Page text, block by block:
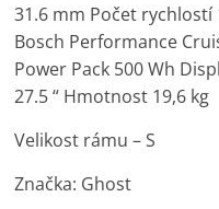
31.6 mm Počet
Bosch Performance
Power Pack 500 Wh
27.5 “ Hmotnost 19,6 kg
Velikost rámu – S
Značka: Ghost